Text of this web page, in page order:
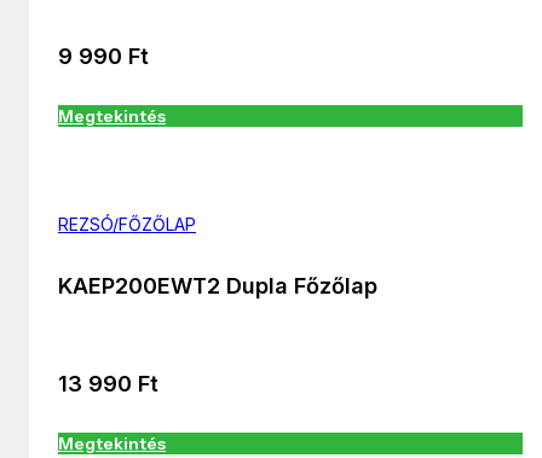
9 990 Ft
Megtekintés
REZSÓ/FŐZŐLAP
KAEP200EWT2 Dupla Főzőlap
13 990 Ft
Megtekintés